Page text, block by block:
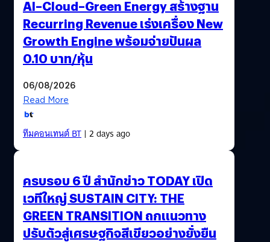
AI–Cloud–Green Energy สร้างฐาน
Recurring Revenue เร่งเครื่อง New
Growth Engine พร้อมจ่ายปันผล
0.10 บาท/หุ้น
06/08/2026
Read More
ทีมคอนเทนต์ BT| 2 days ago
ครบรอบ 6 ปี สำนักข่าว TODAY เปิด
เวทีใหญ่ SUSTAIN CITY: THE
GREEN TRANSITION ถกแนวทาง
ปรับตัวสู่เศรษฐกิจสีเขียวอย่างยั่งยืน